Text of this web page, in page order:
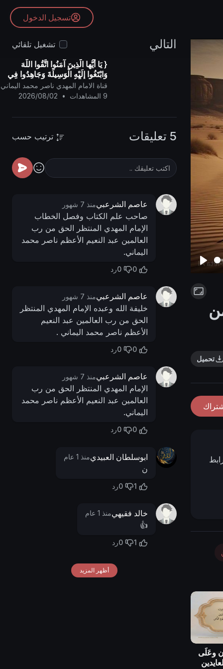
تسجيل الدخول
P
l
a
تحميل
وعَلَى
التالي
تشغيل تلقائي
{ يَا أيُّها الَّذِينَ آمَنُوا اتَّقُوا اللَّهَ
وَابْتَغُوا إِلَيْهِ الْوَسِيلَةَ وَجَاهِدُوا فِي
سَبِيلِهِ لَعَلَّكُمْ تُفْلِحُونَ }
قناة الامام المهدي ناصر محمد اليماني
9 المشاهدات
•
2026/08/02
5 تعليقات ترتيب حسب
عاصم الشرعبيمنذ 7 شهور
صاحب علم الكتاب وفصل الخطاب
الإمام المهدي المنتظر الحق من رب
العالمين عبد النعيم الأعظم ناصر محمد
اليماني.
0
0رد
عاصم الشرعبيمنذ 7 شهور
خليفة الله وعبده الإمام المهدي المنتظر
الحق من رب العالمين عبد النعيم
الأعظم ناصر محمد اليماني .
0
0رد
عاصم الشرعبيمنذ 7 شهور
الإمام المهدي المنتظر الحق من رب
العالمين عبد النعيم الأعظم ناصر محمد
اليماني.
0
0رد
ابوسلطان العبيديمنذ 1 عام
ن
1
0رد
خالد فقيهيمنذ 1 عام
👍
1
0رد
أظهر المزيد